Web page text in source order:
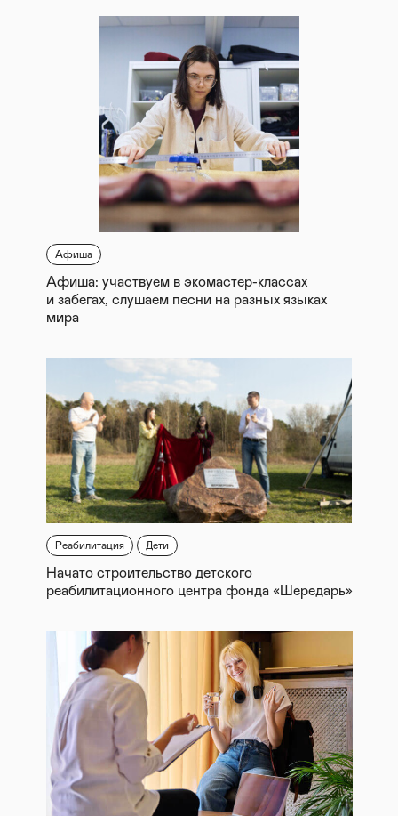
Афиша
Афиша: участвуем в экомастер-классах
и забегах, слушаем песни на разных языках
мира
Реабилитация Дети
Начато строительство детского
реабилитационного центра фонда «Шередарь»